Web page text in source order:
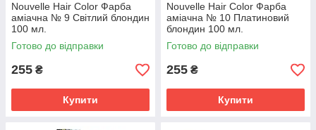
Nouvelle Hair Color Фарба
аміачна № 9 Світлий блондин
100 мл.
Готово до відправки
255 ₴
Купити
Nouvelle Hair Color Фарба
аміачна № 10 Платиновий
блондин 100 мл.
Готово до відправки
255 ₴
Купити